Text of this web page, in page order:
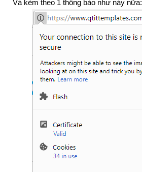
Và kèm theo 1 thông báo như này nữa: